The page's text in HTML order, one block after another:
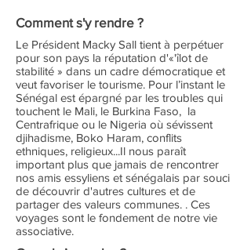
Comment s'y rendre ?
Le Président Macky Sall tient à perpétuer
pour son pays la réputation d'«'îlot de
stabilité » dans un cadre démocratique et
veut favoriser le tourisme. Pour l’instant le
Sénégal est épargné par les troubles qui
touchent le Mali, le Burkina Faso, la
Centrafrique ou le Nigeria où sévissent
djihadisme, Boko Haram, conflits
ethniques, religieux...Il nous paraît
important plus que jamais de rencontrer
nos amis essyliens et sénégalais par souci
de découvrir d'autres cultures et de
partager des valeurs communes. . Ces
voyages sont le fondement de notre vie
associative.